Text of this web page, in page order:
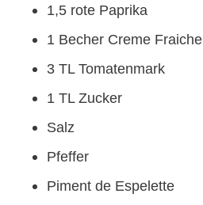
1,5 rote Paprika
1 Becher Creme Fraiche
3 TL Tomatenmark
1 TL Zucker
Salz
Pfeffer
Piment de Espelette